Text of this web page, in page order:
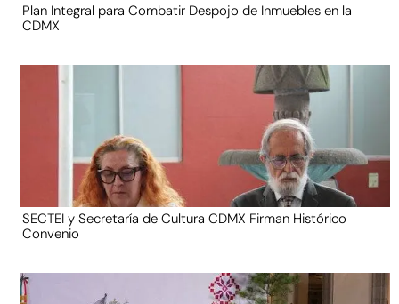
Plan Integral para Combatir Despojo de Inmuebles en la
CDMX
SECTEI y Secretaría de Cultura CDMX Firman Histórico
Convenio